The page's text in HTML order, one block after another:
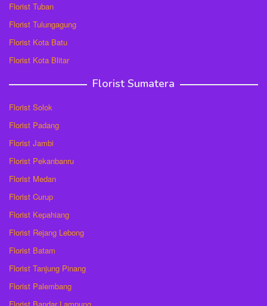
Florist Tuban
Florist Tulungagung
Florist Kota Batu
Florist Kota Blitar
Florist Sumatera
Florist Solok
Florist Padang
Florist Jambi
Florist Pekanbanru
Florist Medan
Florist Curup
Florist Kepahiang
Florist Rejang Lebong
Florist Batam
Florist Tanjung Pinang
Florist Palembang